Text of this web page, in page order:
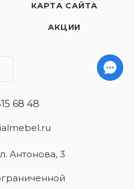
КАРТА САЙТА
АКЦИИ
68 48
Антонова, 3